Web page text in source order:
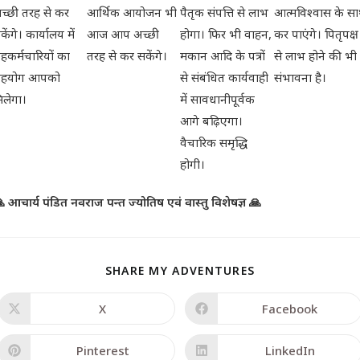
तरह से कर
कार्यालय में
का
आपको
आर्थिक आयोजन भी
आज आप अच्छी
तरह से कर सकेंगे।
पैतृक संपत्ति से लाभ
होगा। फिर भी वाहन,
मकान आदि के पत्रों
से संबंधित कार्यवाही
में सावधानीपूर्वक
आगे बढ़िएगा।
वैचारिक समृद्धि
होगी।
आत्मविश्वास के
कर पाएंगे। पितृपक्ष
से लाभ होने की भी
संभावना है।
आचार्य पंडित नवराज पन्त ज्योतिष एवं वास्तु विशेषज्ञ 🙏
SHARE MY ADVENTURES
X Facebook
Pinterest LinkedIn